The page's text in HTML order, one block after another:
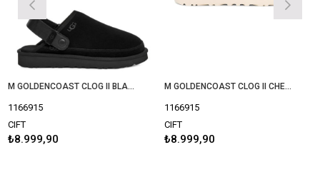
M GOLDENCOAST CLOG II BLACK (SIYAH) 1166915
1166915
CIFT
₺8.999,90
M GOLDENCOAST CLOG II CHESTNUT / BRIGHT MELON 1166915
1166915
CIFT
₺8.999,90